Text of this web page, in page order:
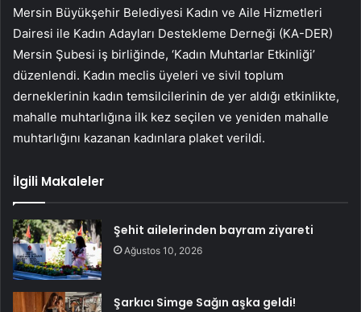
Mersin Büyükşehir Belediyesi Kadın ve Aile Hizmetleri
Dairesi ile Kadın Adayları Destekleme Derneği (KA-DER)
Mersin Şubesi iş birliğinde, ‘Kadın Muhtarlar Etkinliği’
düzenlendi. Kadın meclis üyeleri ve sivil toplum
derneklerinin kadın temsilcilerinin de yer aldığı etkinlikte,
mahalle muhtarlığına ilk kez seçilen ve yeniden mahalle
muhtarlığını kazanan kadınlara plaket verildi.
İlgili Makaleler
Şehit ailelerinden bayram ziyareti
Ağustos 10, 2026
Şarkıcı Simge Sağın aşka geldi!